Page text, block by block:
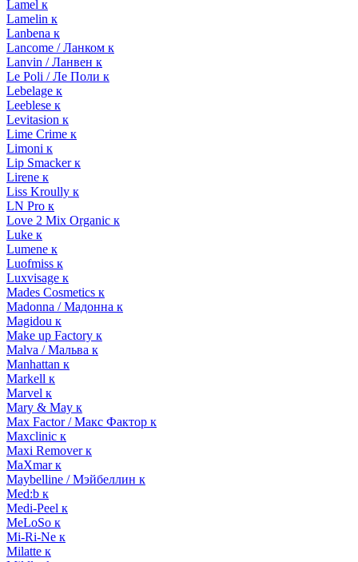
Lamel к
Lamelin к
Lanbena к
Lancome / Ланком к
Lanvin / Ланвен к
Le Poli / Ле Поли к
Lebelage к
Leeblese к
Levitasion к
Lime Crime к
Limoni к
Lip Smacker к
Lirene к
Liss Kroully к
LN Pro к
Love 2 Mix Organic к
Luke к
Lumene к
Luofmiss к
Luxvisage к
Mades Cosmetics к
Madonna / Мадонна к
Magidou к
Make up Factory к
Malva / Мальва к
Manhattan к
Markell к
Marvel к
Mary & May к
Max Factor / Макс Фактор к
Maxclinic к
Maxi Remover к
MaXmar к
Maybelline / Мэйбеллин к
Med:b к
Medi-Peel к
MeLoSo к
Mi-Ri-Ne к
Milatte к